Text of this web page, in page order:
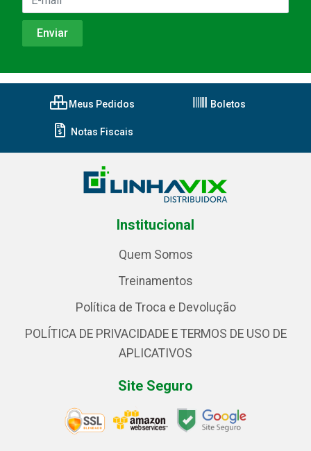
Meus Pedidos Boletos
Notas Fiscais
Institucional
Quem Somos
Treinamentos
Política de Troca e Devolução
POLÍTICA DE PRIVACIDADE E TERMOS DE USO DE
APLICATIVOS
Site Seguro